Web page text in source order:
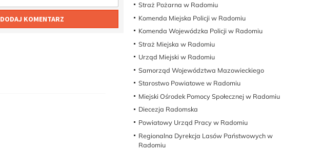
DODAJ KOMENTARZ
Straż Pożarna w Radomiu
Komenda Miejska Policji w Radomiu
Komenda Wojewódzka Policji w Radomiu
Straż Miejska w Radomiu
Urząd Miejski w Radomiu
Samorząd Województwa Mazowieckiego
Starostwo Powiatowe w Radomiu
Miejski Ośrodek Pomocy Społecznej w Radomiu
Diecezja Radomska
Powiatowy Urząd Pracy w Radomiu
Regionalna Dyrekcja Lasów Państwowych w
Radomiu